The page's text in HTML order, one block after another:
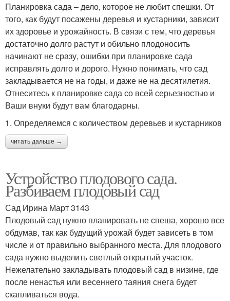
Планировка сада – дело, которое не любит спешки. От
того, как будут посажены деревья и кустарники, зависит
их здоровье и урожайность. В связи с тем, что деревья
достаточно долго растут и обильно плодоносить
начинают не сразу, ошибки при планировке сада
исправлять долго и дорого. Нужно понимать, что сад
закладывается не на годы, и даже не на десятилетия.
Отнеситесь к планировке сада со всей серьезностью и
Ваши внуки будут вам благодарны.
1. Определяемся с количеством деревьев и кустарников
читать дальше →
Устройство плодового сада.
Разбиваем плодовый сад
Сад Ирина Март 3143
Плодовый сад нужно планировать не спеша, хорошо все
обдумав, так как будущий урожай будет зависеть в том
числе и от правильно выбранного места. Для плодового
сада нужно выделить светлый открытый участок.
Нежелательно закладывать плодовый сад в низине, где
после ненастья или весеннего таяния снега будет
скапливаться вода.